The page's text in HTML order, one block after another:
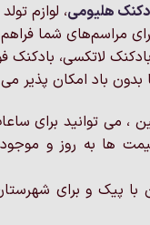
هلیومی، لوازم
مراسم‌های شما
لاتکسی، بادکنک
بدون باد امکان پذیر
قیمت ها به روز و
با پیک و برای